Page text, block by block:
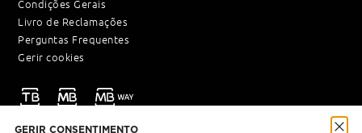
GERIR CONSENTIMENTO
Condições Gerais
Livro de Reclamações
Perguntas Frequentes
Gerir cookies